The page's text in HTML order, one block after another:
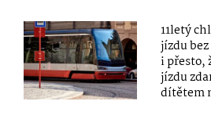
11letý
jízdu
i přesto,
jízdu
dítětem